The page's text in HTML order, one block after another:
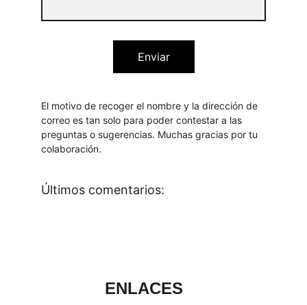
Enviar
Últimos comentarios:
El motivo de recoger el nombre y la dirección de
correo es tan solo para poder contestar a las
preguntas o sugerencias. Muchas gracias por tu
colaboración.
ENLACES